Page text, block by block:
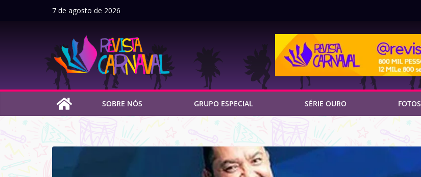
7 de agosto de 2026
SOBRE NÓS GRUPO ESPECIAL SÉRIE OURO FOTOS